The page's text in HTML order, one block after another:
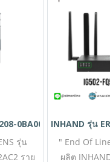
ราคา
ภัยเครือ
ทำ VPN
และ
รับงาน
: 063-
ID
10/100 Mbps
และเพิ่มความ
พอร์ต SFP
ความเร็ว
จำนวน 2 ช่อ
มาตรฐานคว
ไซเบอร์ระดับสู
เครือข่ายขั้น
VLAN,
ทำงานร่วมกับ
0BA00-2AC2
รุ่น
ราย
INHAND รุ่น
" End Of
ผลิต